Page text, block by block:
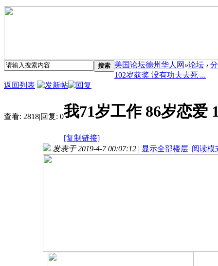
搜索 美国论坛德州华人网 »论坛 ›
102岁获奖 没有功夫去死 ...
返回列表
查看: 2818|回复: 0我71岁工作 86岁恋爱
[复制链接]
发表于 2019-4-7 00:07:12 | 显示全部楼层 |阅读模